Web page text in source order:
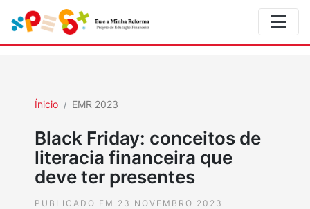
Ínicio EMR 2023
Black Friday: conceitos de
literacia financeira que
deve ter presentes
PUBLICADO EM 23 NOVEMBRO 2023